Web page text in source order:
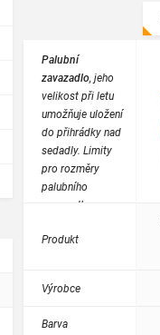
Palubní
zavazadlo, jeho
velikost při letu
umožňuje uložení
do přihrádky nad
sedadly. Limity
pro rozměry
palubního
zavazadla se pro
společnost liší.
Produkt
Výrobce
Barva